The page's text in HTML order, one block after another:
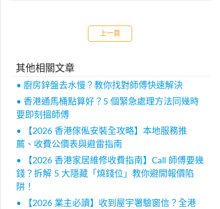
上一頁
其他相關文章
• 廚房鋅盤去水慢？教你找對師傅快速解決
• 香港通馬桶點算好？5 個緊急處理方法同幾時
要即刻搵師傅
• 【2026 香港傢俬安裝全攻略】本地服務推
薦、收費公價表與避雷指南
• 【2026 香港家居維修收費指南】Call 師傅要幾
錢？拆解 5 大隱藏「燒錢位」教你避開報價陷
阱！
• 【2026 業主必讀】收到屋宇署驗窗信？全港